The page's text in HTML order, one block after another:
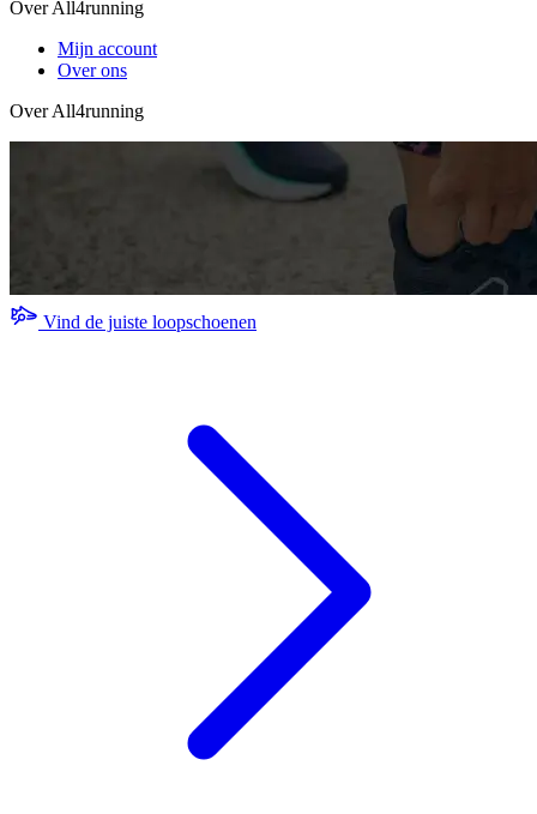
Over All4running
Mijn account
Over ons
Over All4running
Vind de juiste loopschoenen